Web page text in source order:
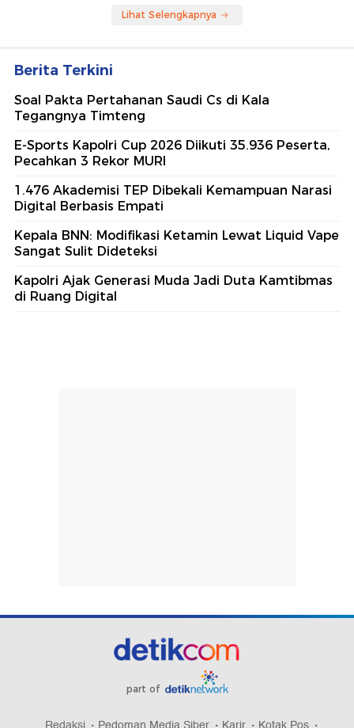
Lihat Selengkapnya
Berita Terkini
Soal Pakta Pertahanan Saudi Cs di Kala
Tegangnya Timteng
E-Sports Kapolri Cup 2026 Diikuti 35.936 Peserta,
Pecahkan 3 Rekor MURI
1.476 Akademisi TEP Dibekali Kemampuan Narasi
Digital Berbasis Empati
Kepala BNN: Modifikasi Ketamin Lewat Liquid Vape
Sangat Sulit Dideteksi
Kapolri Ajak Generasi Muda Jadi Duta Kamtibmas
di Ruang Digital
part of